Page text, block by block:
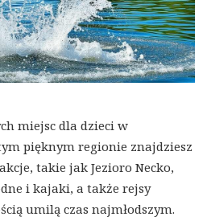
miejsc dla dzieci w
pięknym regionie znajdziesz
takie jak Jezioro Necko,
i kajaki, a także rejsy
umilą czas najmłodszym.